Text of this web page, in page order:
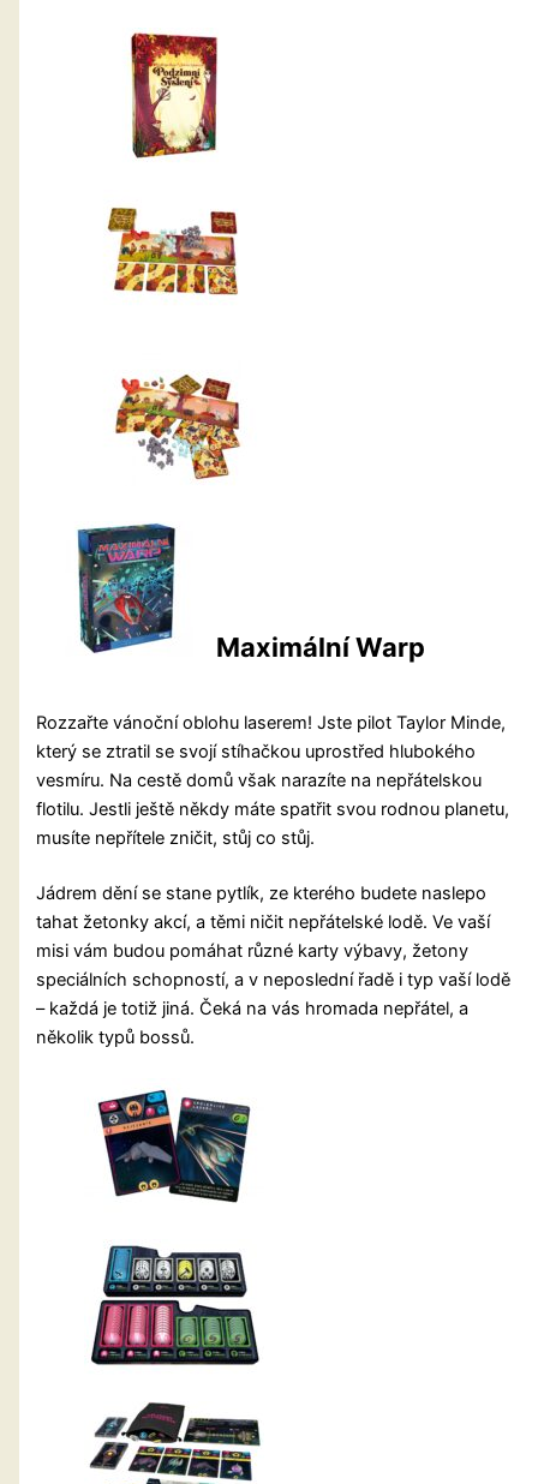
Maximální Warp
Rozzařte vánoční oblohu laserem! Jste pilot Taylor Minde,
který se ztratil se svojí stíhačkou uprostřed hlubokého
vesmíru. Na cestě domů však narazíte na nepřátelskou
flotilu. Jestli ještě někdy máte spatřit svou rodnou planetu,
musíte nepřítele zničit, stůj co stůj.
Jádrem dění se stane pytlík, ze kterého budete naslepo
tahat žetonky akcí, a těmi ničit nepřátelské lodě. Ve vaší
misi vám budou pomáhat různé karty výbavy, žetony
speciálních schopností, a v neposlední řadě i typ vaší lodě
– každá je totiž jiná. Čeká na vás hromada nepřátel, a
několik typů bossů.